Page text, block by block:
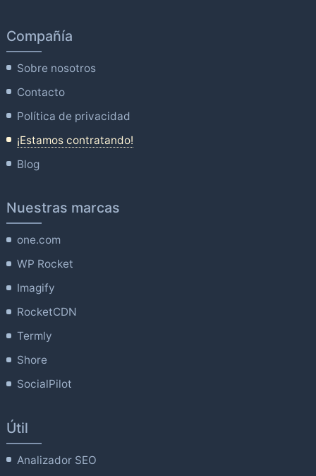
Compañía
Sobre nosotros
Contacto
Política de privacidad
¡Estamos contratando!
Blog
Nuestras marcas
one.com
WP Rocket
Imagify
RocketCDN
Termly
Shore
SocialPilot
Útil
Analizador SEO